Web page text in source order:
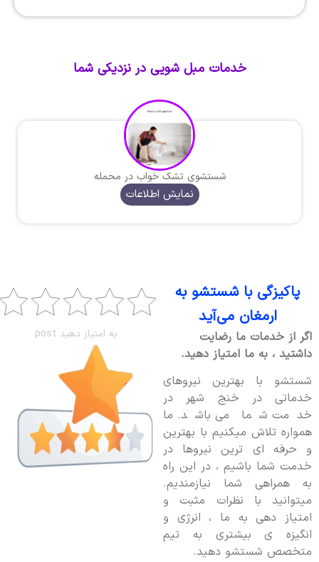
خدمات مبل شویی در نزدیکی شما
شستشوی تشک خواب در محمله
نمایش اطلاعات
پاکیزگی با شستشو به
ارمغان می‌آید
اگر از خدمات ما رضایت
داشتید ، به ما امتیاز دهید.
شستشو با بهترین نیروهای
خدماتی در خنج شهر در
خدمت شما می باشد. ما
همواره تلاش میکنیم با بهترین
و حرفه ای ترین نیروها در
خدمت شما باشیم ، در این راه
به همراهی شما نیازمندیم.
میتوانید با نظرات مثبت و
امتیاز دهی به ما ، انرژی و
انگیزه ی بیشتری به تیم
متخصص شستشو دهید.
به امتیاز دهید post